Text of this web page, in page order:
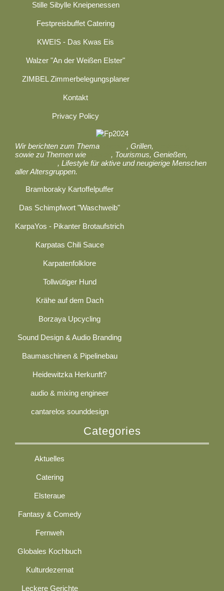
Stille Sibylle Kneipenessen
Festpreisbuffet Catering
KWEIS - Das Kwas Eis
Walzer "An der Weißen Elster"
ZIMBEL Zimmerbelegungsplaner
Kontakt
Privacy Policy
Wir berichten zum Thema , Grillen,
sowie zu Themen wie
, Tourismus, Genießen,
, Lifestyle für aktive und neugierige Menschen
aller Altersgruppen.
Bramboraky Kartoffelpuffer
Das Schimpfwort "Waschweib"
KarpaYos - Pikanter Brotaufstrich
Karpatas Chili Sauce
Karpatenfolklore
Tollwütiger Hund
Krähe auf dem Dach
Borzaya Upcycling
Sound Design & Audio Branding
Baumaschinen & Pipelinebau
Heidewitzka Herkunft?
audio & mixing engineer
cantarelos sounddesign
Categories
Aktuelles
Catering
Elsteraue
Fantasy & Comedy
Fernweh
Globales Kochbuch
Kulturdezernat
Leckere Gerichte